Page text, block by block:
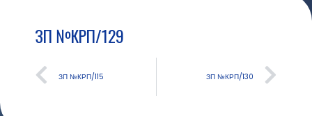
ЗП №КРП/129
ЗП №КРП/115 ЗП №КРП/130